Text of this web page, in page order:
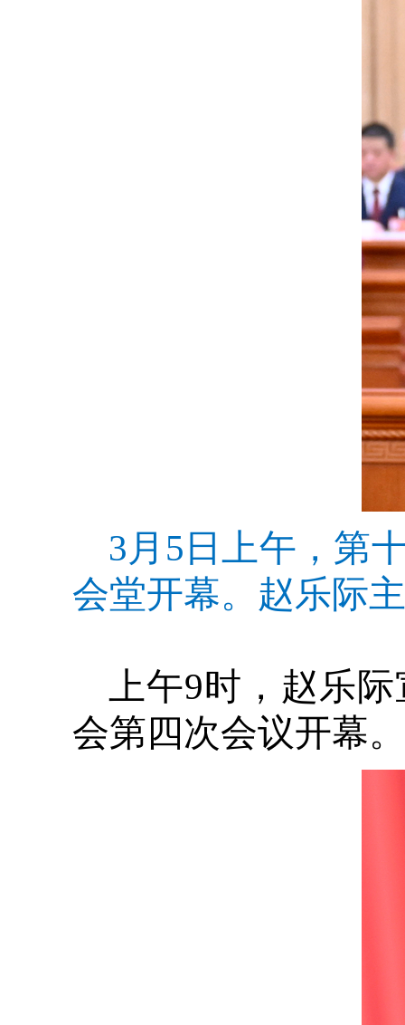
3月5日上午，第
会堂开幕。赵乐际
上午9时，赵乐
会第四次会议开幕